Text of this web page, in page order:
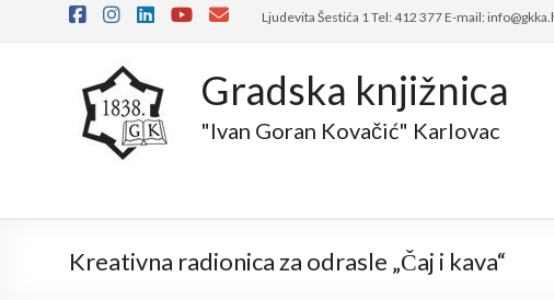
Ljudevita Šestića 1 Tel: 412 377 E-mail:
Gradska knjižnica
"Ivan Goran Kovačić" Karlovac
Kreativna radionica za odrasle „Čaj i kava“